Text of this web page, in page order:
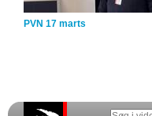
PVN 17 marts